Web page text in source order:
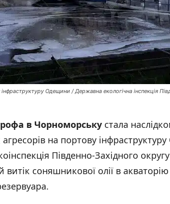
Одещини / Державна екологічна інспекція
в Чорноморську стала
на портову
Південно-Західного округу
соняшникової олії в акваторію